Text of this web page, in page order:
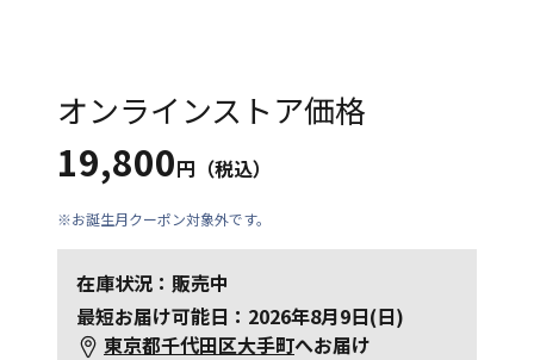
オンラインストア価格
19,800円（税込）
※お誕生月クーポン対象外です。
在庫状況：販売中
最短お届け可能日：2026年8月9日(日)
東京都千代田区大手町へお届け